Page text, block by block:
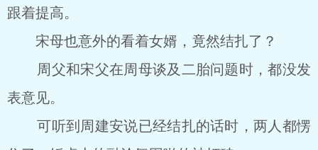
跟着提高。
宋母也意外的看着女婿，竟然结扎了？
周父和宋父在周母谈及二胎问题时，都没发
表意见。
可听到周建安说已经结扎的话时，两人都愣